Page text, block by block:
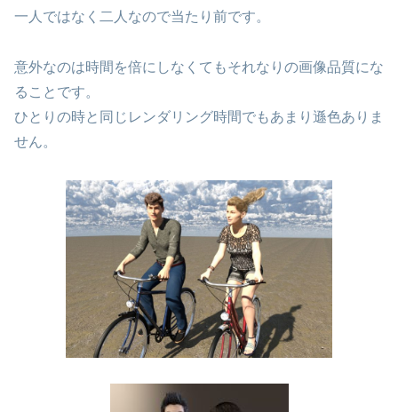
一人ではなく二人なので当たり前です。
意外なのは時間を倍にしなくてもそれなりの画像品質にな
ることです。
ひとりの時と同じレンダリング時間でもあまり遜色ありま
せん。